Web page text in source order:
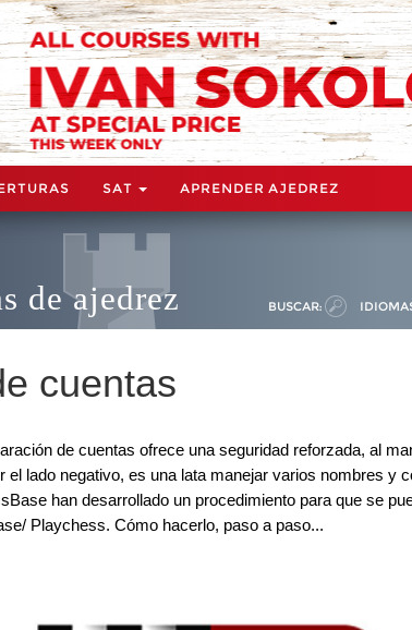
SAT APRENDER AJEDREZ
de ajedrez BUSCAR:
cuentas
de cuentas ofrece una seguridad reforzada, al
el lado negativo, es una lata manejar varios nombres y
han desarrollado un procedimiento para que se
Playchess. Cómo hacerlo, paso a paso...